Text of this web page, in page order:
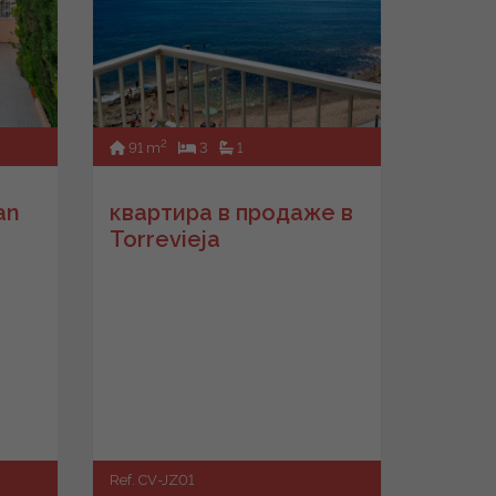
91 m2 3 1
квартира в продаже в
Torrevieja
Ref. CV-JZ01